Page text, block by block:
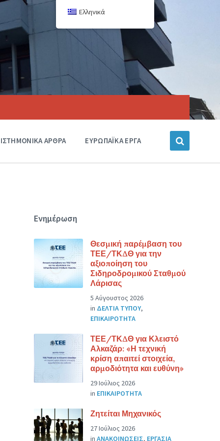
ΑΡΘΡΑ ΕΥΡΩΠΑΪΚΑ ΕΡΓΑ
Ενημέρωση
Θεσμική παρέμβαση του
ΤΕΕ/ΤΚΔΘ για την
αξιοποίηση του
Σιδηροδρομικού Σταθμού
Λάρισας
5 Αύγουστος 2026
in ΔΕΛΤΙΑ ΤΥΠΟΥ,
ΕΠΙΚΑΙΡΟΤΗΤΑ
ΤΕΕ/ΤΚΔΘ για Κλειστό
Αλκαζάρ: «Η τεχνική
κρίση απαιτεί στοιχεία,
αρμοδιότητα και ευθύνη»
29 Ιούλιος 2026
in ΕΠΙΚΑΙΡΟΤΗΤΑ
Ζητείται Μηχανικός
27 Ιούλιος 2026
inΑΝΑΚΟΙΝΩΣΕΙΣ, ΕΡΓΑΣΙΑ
Ελληνικά